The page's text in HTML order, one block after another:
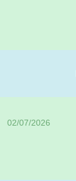
02/07/2026